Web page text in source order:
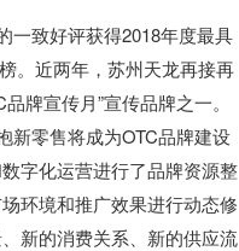
一致好评获得2018年度最具
。近两年，苏州天龙再接再
品牌宣传月”宣传品牌之一。
新零售将成为OTC品牌建设
字化运营进行了品牌资源整
环境和推广效果进行动态修
新的消费关系、新的供应流